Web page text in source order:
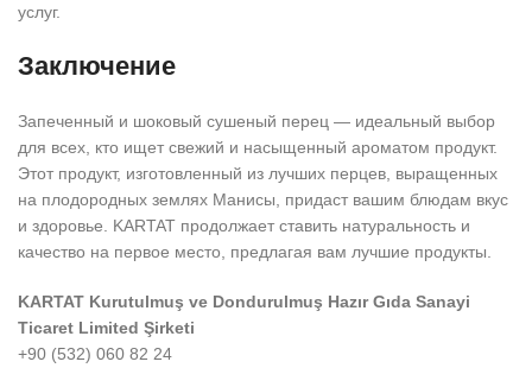
услуг.
Заключение
Запеченный и шоковый сушеный перец — идеальный выбор
для всех, кто ищет свежий и насыщенный ароматом продукт.
Этот продукт, изготовленный из лучших перцев, выращенных
на плодородных землях Манисы, придаст вашим блюдам вкус
и здоровье. KARTAT продолжает ставить натуральность и
качество на первое место, предлагая вам лучшие продукты.
KARTAT Kurutulmuş ve Dondurulmuş Hazır Gıda Sanayi
Ticaret Limited Şirketi
+90 (532) 060 82 24